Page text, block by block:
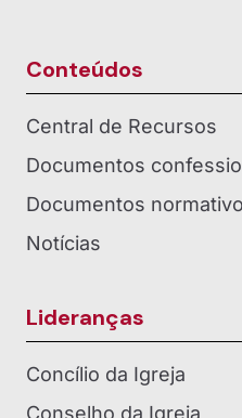
Conteúdos
Central de Recursos
Documentos
Documentos
Notícias
Lideranças
Concílio da Igreja
Conselho da Igreja